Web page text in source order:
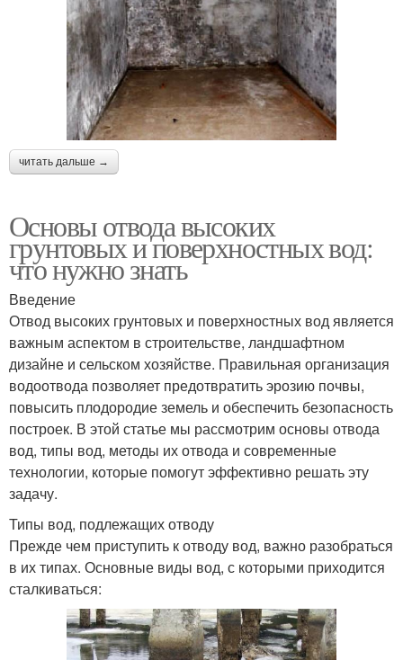
читать дальше →
Основы отвода высоких
грунтовых и поверхностных вод:
что нужно знать
Введение
Отвод высоких грунтовых и поверхностных вод является
важным аспектом в строительстве, ландшафтном
дизайне и сельском хозяйстве. Правильная организация
водоотвода позволяет предотвратить эрозию почвы,
повысить плодородие земель и обеспечить безопасность
построек. В этой статье мы рассмотрим основы отвода
вод, типы вод, методы их отвода и современные
технологии, которые помогут эффективно решать эту
задачу.
Типы вод, подлежащих отводу
Прежде чем приступить к отводу вод, важно разобраться
в их типах. Основные виды вод, с которыми приходится
сталкиваться: